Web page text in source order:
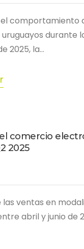
comportamiento
durante
2025, la…
comercio
2025
ventas en
abril y junio de